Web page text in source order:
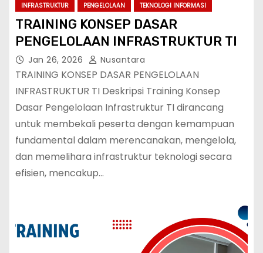
INFRASTRUKTUR PENGELOLAAN TEKNOLOGI INFORMASI
TRAINING KONSEP DASAR
PENGELOLAAN INFRASTRUKTUR TI
Jan 26, 2026 Nusantara
TRAINING KONSEP DASAR PENGELOLAAN
INFRASTRUKTUR TI Deskripsi Training Konsep
Dasar Pengelolaan Infrastruktur TI dirancang
untuk membekali peserta dengan kemampuan
fundamental dalam merencanakan, mengelola,
dan memelihara infrastruktur teknologi secara
efisien, mencakup…